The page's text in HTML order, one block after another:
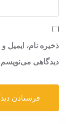
ذخیره نام، ایمیل
دیدگاهی